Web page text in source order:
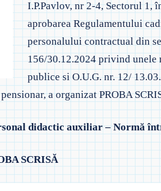
UTILE
INTERN
ORGANIZARE
PERSONAL
PROFESORI
◎ GHID ÎNVĂȚĂMÂNT
◎ CRITERII DE DEPARTAJARE
◎ ORDIN PRIVIND ÎNSCRIEREA
PREȘCOLAR 2025-2026
◎
◎
◎
◎
I.P.Pavlov, nr 2-4, Sectorul 1,
aprobarea Regulamentului
personalului contractual din
156/30.12.2024 privind
publice si O.U.G. nr. 12/
a organizat PROBA
didactic auxiliar – Normă
SCRISĂ